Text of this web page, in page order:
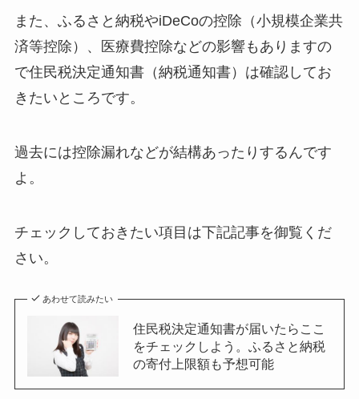
また、ふるさと納税やiDeCoの控除（小規模企業共
済等控除）、医療費控除などの影響もありますの
で住民税決定通知書（納税通知書）は確認してお
きたいところです。
過去には控除漏れなどが結構あったりするんです
よ。
チェックしておきたい項目は下記記事を御覧くだ
さい。
あわせて読みたい
住民税決定通知書が届いたらここ
をチェックしよう。ふるさと納税
の寄付上限額も予想可能